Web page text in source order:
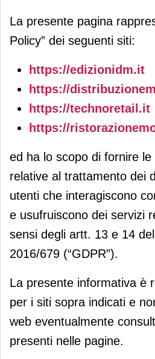
La presente pagina
Policy” dei seguenti siti:
https://edizionidm.it
https://
https://technoretail.it
https://
ed ha lo scopo di fornire le
relative al trattamento dei
utenti che interagiscono
e usufruiscono dei servizi
sensi degli artt. 13 e 14
2016/679 (“GDPR”).
La presente informativa è
per i siti sopra indicati e
web eventualmente
presenti nelle pagine.